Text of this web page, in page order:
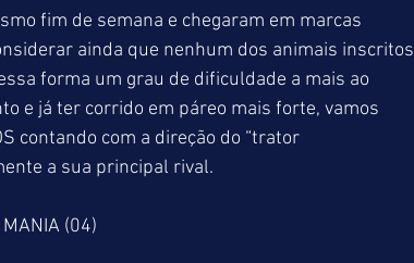
fim de semana e chegaram em marcas
ainda que nenhum dos animais inscritos
forma um grau de dificuldade a mais ao
e já ter corrido em páreo mais forte, vamos
contando com a direção do “trator
a sua principal rival.
MANIA (04)